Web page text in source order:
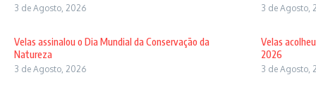
3 de Agosto, 2026 3 de Agosto,
Velas assinalou o Dia Mundial da Conservação da
Natureza
3 de Agosto, 2026
Velas
2026
3 de Agosto,